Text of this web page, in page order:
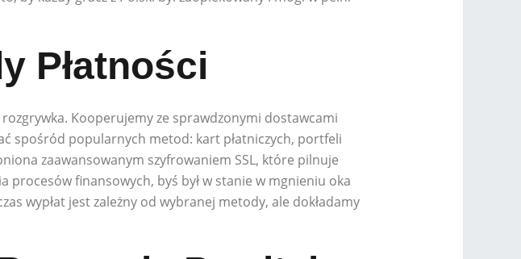
Płatności
Kooperujemy ze sprawdzonymi dostawcami
spośród popularnych metod: kart płatniczych, portfeli
zaawansowanym szyfrowaniem SSL, które pilnuje
finansowych, byś był w stanie w mgnieniu oka
wypłat jest zależny od wybranej metody, ale dokładamy